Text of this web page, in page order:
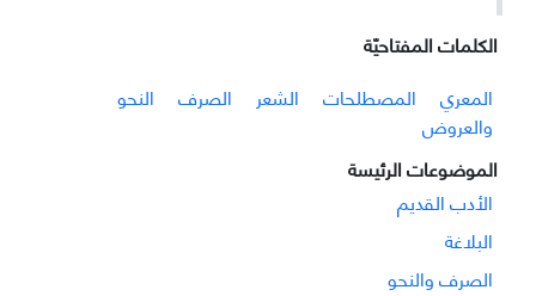
الکلمات المفتاحيّة
المعري
المصطلحات الشعر الصرف
النحو
والعروض
الموضوعات الرئيسة
الأدب القدیم
البلاغة
الصرف والنحو